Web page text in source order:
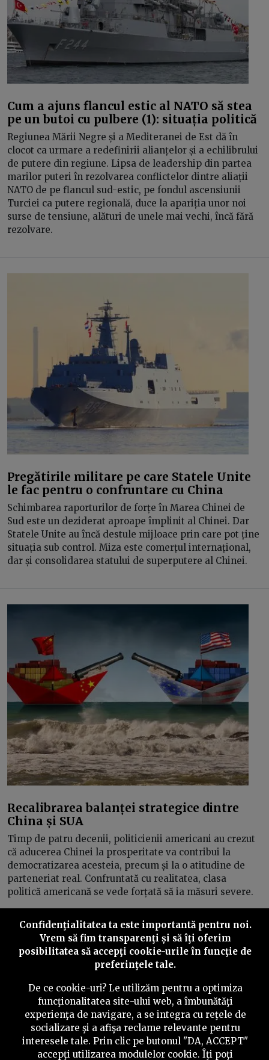
Cum a ajuns flancul estic al NATO să stea
pe un butoi cu pulbere (1): situația politică
Regiunea Mării Negre și a Mediteranei de Est dă în
clocot ca urmare a redefinirii alianțelor și a echilibrului
de putere din regiune. Lipsa de leadership din partea
marilor puteri în rezolvarea conflictelor dintre aliații
NATO de pe flancul sud-estic, pe fondul ascensiunii
Turciei ca putere regională, duce la apariția unor noi
surse de tensiune, alături de unele mai vechi, încă fără
rezolvare.
Pregătirile militare pe care Statele Unite
le fac pentru o confruntare cu China
Schimbarea raporturilor de forțe în Marea Chinei de
Sud este un deziderat aproape împlinit al Chinei. Dar
Statele Unite au încă destule mijloace prin care pot ține
situația sub control. Miza este comerțul internațional,
dar și consolidarea statului de superputere al Chinei.
Recalibrarea balanței strategice dintre
China și SUA
Timp de patru decenii, politicienii americani au crezut
că aducerea Chinei la prosperitate va contribui la
democratizarea acesteia, precum și la o atitudine de
parteneriat real. Confruntată cu realitatea, clasa
politică americană se vede forțată să ia măsuri severe.
Inainte
©2026 PressOne.ro
Newslettere Despre noi Politica editorială
Confidenţialitatea ta este importantă pentru noi.
Vrem să fim transparenţi și să îţi oferim
posibilitatea să accepţi cookie-urile în funcţie de
preferinţele tale.
De ce cookie-uri? Le utilizăm pentru a optimiza
funcţionalitatea site-ului web, a îmbunătăţi
experienţa de navigare, a se integra cu reţele de
socializare şi a afişa reclame relevante pentru
interesele tale. Prin clic pe butonul "DA, ACCEPT"
accepţi utilizarea modulelor cookie. Îţi poţi